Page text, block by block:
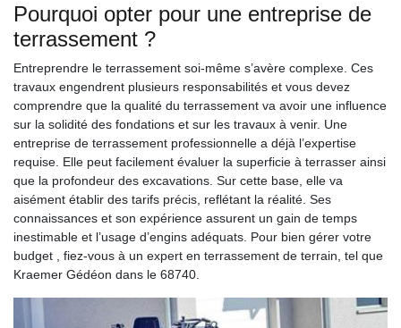
Pourquoi opter pour une entreprise de
terrassement ?
Entreprendre le terrassement soi-même s’avère complexe. Ces
travaux engendrent plusieurs responsabilités et vous devez
comprendre que la qualité du terrassement va avoir une influence
sur la solidité des fondations et sur les travaux à venir. Une
entreprise de terrassement professionnelle a déjà l’expertise
requise. Elle peut facilement évaluer la superficie à terrasser ainsi
que la profondeur des excavations. Sur cette base, elle va
aisément établir des tarifs précis, reflétant la réalité. Ses
connaissances et son expérience assurent un gain de temps
inestimable et l’usage d’engins adéquats. Pour bien gérer votre
budget , fiez-vous à un expert en terrassement de terrain, tel que
Kraemer Gédéon dans le 68740.